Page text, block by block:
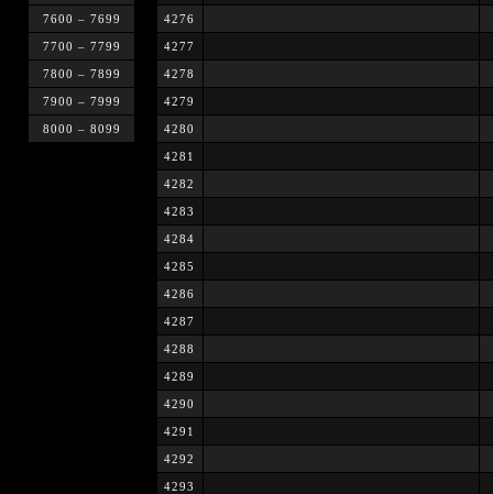
7600 – 7699
7700 – 7799
7800 – 7899
7900 – 7999
8000 – 8099
4276
4277
4278
4279
4280
4281
4282
4283
4284
4285
4286
4287
4288
4289
4290
4291
4292
4293